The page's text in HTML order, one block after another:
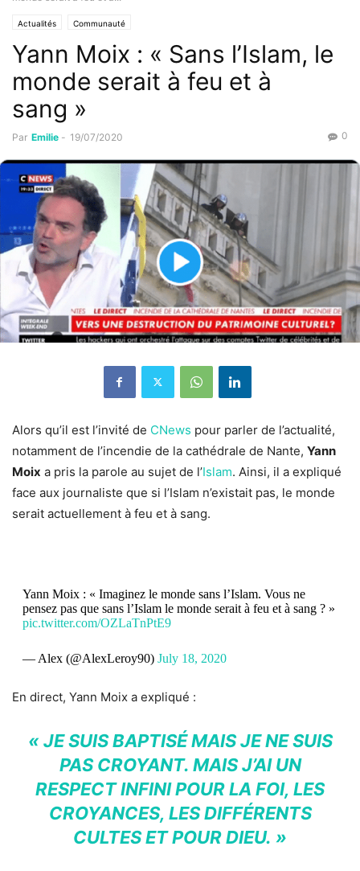
Actualités Communauté
Yann Moix : « Sans l’Islam, le
monde serait à feu et à
sang »
Par Emilie - 19/07/2020 0
Alors qu’il est l’invité de CNews pour parler de l’actualité,
notamment de l’incendie de la cathédrale de Nante, Yann
Moix a pris la parole au sujet de l’Islam. Ainsi, il a expliqué
face aux journaliste que si l’Islam n’existait pas, le monde
serait actuellement à feu et à sang.
Yann Moix : « Imaginez le monde sans l’Islam. Vous ne
pensez pas que sans l’Islam le monde serait à feu et à sang ? »
pic.twitter.com/OZLaTnPtE9
— Alex (@AlexLeroy90) July 18, 2020
En direct, Yann Moix a expliqué :
« JE SUIS BAPTISÉ MAIS JE NE SUIS
PAS CROYANT. MAIS J’AI UN
RESPECT INFINI POUR LA FOI, LES
CROYANCES, LES DIFFÉRENTS
CULTES ET POUR DIEU. »